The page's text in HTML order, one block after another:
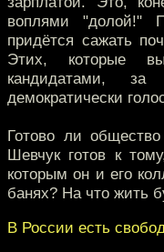
воплями "долой!"
придётся сажать
Этих, которые
кандидатами,
демократически
Готово ли
Шевчук готов к
которым он и его
банях? На что жить
В России есть